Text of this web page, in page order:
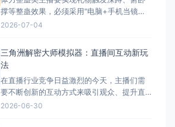
撑等整蛊效果，必须采用"电脑+手机当镜
头"的组合方案。本文将手把手教您完成整个
系统，配置建议：Intel i5以上处理器、8GB
2026-07-04
三角洲解密大师模拟器：直播间互动新玩
法
在直播行业竞争日益激烈的今天，主播们需
要不断创新的互动方式来吸引观众、提升直
播间氛围。三角洲解密大师模拟器作为一款
2026-06-30